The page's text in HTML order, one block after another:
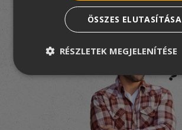
ÖSSZES ELUTASÍTÁSA
RÉSZLETEK MEGJELENÍTÉSE